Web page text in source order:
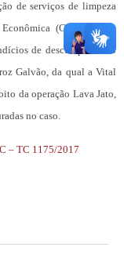
de serviços de limpeza
(CADE) e ao
de descumprimento
Galvão, da qual a Vital
da operação Lava Jato,
no caso.
– TC 1175/2017